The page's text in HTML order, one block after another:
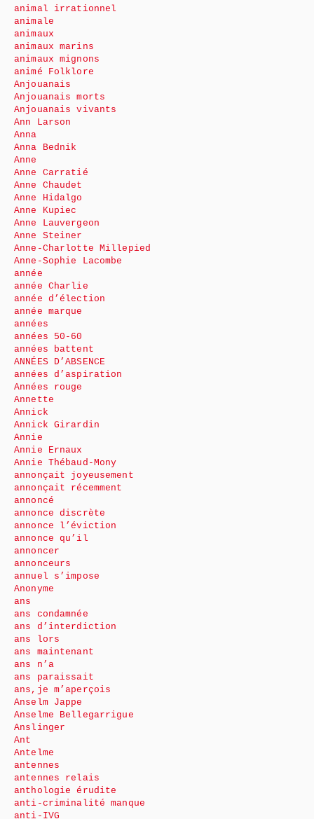
animal irrationnel
animale
animaux
animaux marins
animaux mignons
animé Folklore
Anjouanais
Anjouanais morts
Anjouanais vivants
Ann Larson
Anna
Anna Bednik
Anne
Anne Carratié
Anne Chaudet
Anne Hidalgo
Anne Kupiec
Anne Lauvergeon
Anne Steiner
Anne-Charlotte Millepied
Anne-Sophie Lacombe
année
année Charlie
année d’élection
année marque
années
années 50-60
années battent
ANNÉES D’ABSENCE
années d’aspiration
Années rouge
Annette
Annick
Annick Girardin
Annie
Annie Ernaux
Annie Thébaud-Mony
annonçait joyeusement
annonçait récemment
annoncé
annonce discrète
annonce l’éviction
annonce qu’il
annoncer
annonceurs
annuel s’impose
Anonyme
ans
ans condamnée
ans d’interdiction
ans lors
ans maintenant
ans n’a
ans paraissait
ans,je m’aperçois
Anselm Jappe
Anselme Bellegarrigue
Anslinger
Ant
Antelme
antennes
antennes relais
anthologie érudite
anti-criminalité manque
anti-IVG